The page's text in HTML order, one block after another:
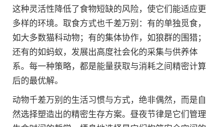
这种灵活性降低了食物短缺的风险，使它们能适应更
多样的环境。取食方式也千差万别：有的单独觅食，
如大多数猫科动物；有的集体协作，如狼群的围猎；
还有的如蚂蚁，发展出高度社会化的采集与供养体
系。每一种策略，都是能量获取与消耗之间精密计算
后的最优解。
动物千差万别的生活习惯与方式，绝非偶然，而是自
然选择塑造出的精密生存方案。昼夜节律是它们管理